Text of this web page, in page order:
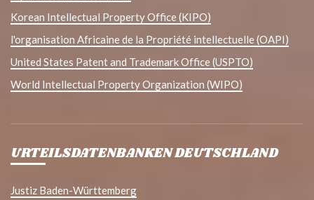
Korean Intellectual Property Office (KIPO)
l'organisation Africaine de la Propriété intellectuelle (OAPI)
United States Patent and Trademark Office (USPTO)
World Intellectual Property Organization (WIPO)
URTEILSDATENBANKEN DEUTSCHLAND
Justiz Baden-Württemberg